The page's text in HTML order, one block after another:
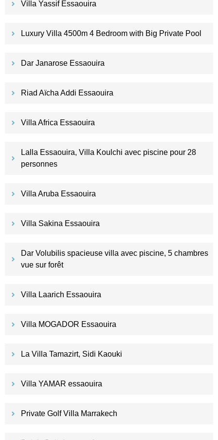
Villa Yassif Essaouira
Luxury Villa 4500m 4 Bedroom with Big Private Pool
Dar Janarose Essaouira
Riad Aïcha Addi Essaouira
Villa Africa Essaouira
Lalla Essaouira, Villa Koulchi avec piscine pour 28
personnes
Villa Aruba Essaouira
Villa Sakina Essaouira
Dar Volubilis spacieuse villa avec piscine, 5 chambres
vue sur forêt
Villa Laarich Essaouira
Villa MOGADOR Essaouira
La Villa Tamazirt, Sidi Kaouki
Villa YAMAR essaouira
Private Golf Villa Marrakech